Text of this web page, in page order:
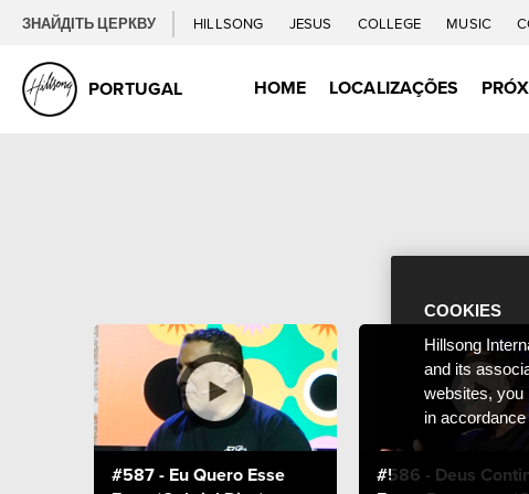
ЗНАЙДІТЬ ЦЕРКВУ HILLSONG JESUS COLLEGE MUSIC
PORTUGAL HOME LOCALIZAÇÕES
#587 - Eu Quero Esse
#586 - Deus
COOKIES
Hillsong
and its
websites, you
in